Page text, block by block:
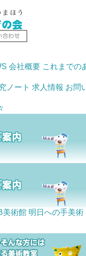
会社概要 これまでの
ノート 求人情報 お問
美術館 明日への手美術